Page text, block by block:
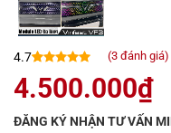
4.7
4.7trên 5
dựa trên
(3đánh giá)
4.500.000₫
ĐĂNG KÝ NHẬN TƯ VẤN